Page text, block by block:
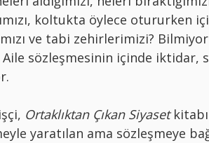
koltukta öylece otururken
ve tabi zehirlerimizi?
sözleşmesinin içinde iktidar,
Ortaklıktan Çıkan Siyaset
yaratılan ama sözleşmeye